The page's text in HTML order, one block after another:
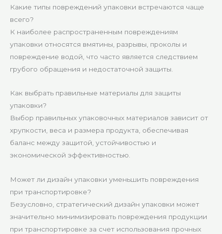
Какие типы повреждений упаковки встречаются чаще
всего?
К наиболее распространенным повреждениям
упаковки относятся вмятины, разрывы, проколы и
повреждение водой, что часто является следствием
грубого обращения и недостаточной защиты.
Как выбрать правильные материалы для защиты
упаковки?
Выбор правильных упаковочных материалов зависит от
хрупкости, веса и размера продукта, обеспечивая
баланс между защитой, устойчивостью и
экономической эффективностью.
Может ли дизайн упаковки уменьшить повреждения
при транспортировке?
Безусловно, стратегический дизайн упаковки может
значительно минимизировать повреждения продукции
при транспортировке за счет использования прочных